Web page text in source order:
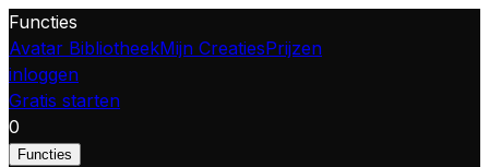
Functies
Avatar BibliotheekMijn CreatiesPrijzen
inloggen
Gratis starten
0
Functies